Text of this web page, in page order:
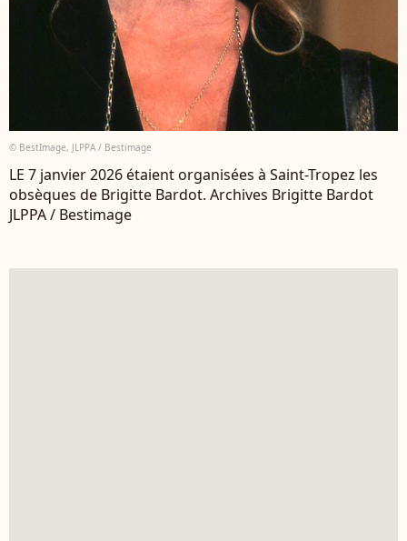
© BestImage, JLPPA / Bestimage
LE 7 janvier 2026 étaient organisées à Saint-Tropez les
obsèques de Brigitte Bardot. Archives Brigitte Bardot
JLPPA / Bestimage